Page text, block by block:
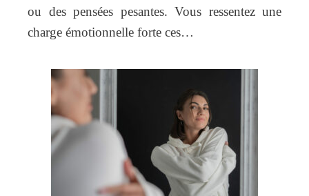
ou des pensées pesantes. Vous ressentez une
charge émotionnelle forte ces…